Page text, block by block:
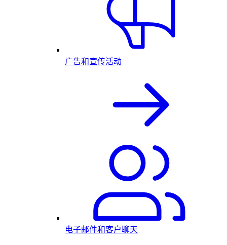
广告和宣传活动
电子邮件和客户聊天